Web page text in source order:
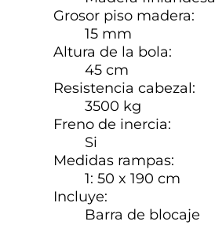
Grosor piso madera:
15 mm
Altura de la bola:
45 cm
Resistencia cabezal:
3500 kg
Freno de inercia:
Si
Medidas rampas:
1: 50 x 190 cm
Incluye:
Barra de blocaje